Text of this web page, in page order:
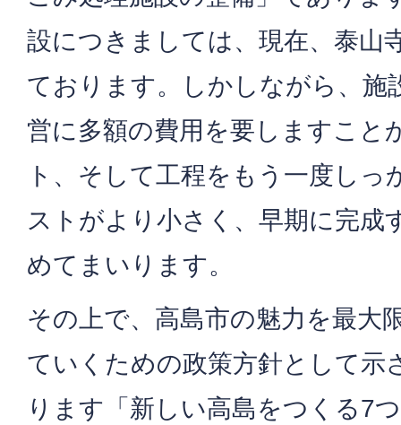
設につきましては、現在、泰山
ております。しかしながら、施
営に多額の費用を要しますこと
ト、そして工程をもう一度しっ
ストがより小さく、早期に完成
めてまいります。
その上で、高島市の魅力を最大
ていくための政策方針として示
ります「新しい高島をつくる7